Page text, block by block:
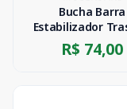
Bucha Barra
Estabilizador
R$ 74,00